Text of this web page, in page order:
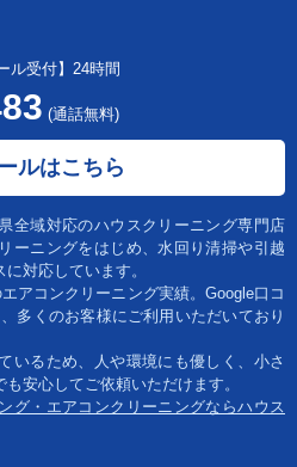
ル受付】24時間
(通話無料)
ルはこちら
全域対応のハウスクリーニング専門店
ーニングをはじめ、水回り清掃や引越
対応しています。
アコンクリーニング実績。Google口コ
多くのお客様にご利用いただいており
いるため、人や環境にも優しく、小さ
安心してご依頼いただけます。
グ・エアコンクリーニングならハウス